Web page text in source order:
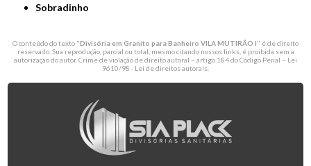
Sobradinho
O conteúdo do texto "Divisória em Granito para Banheiro VILA MUTIRÃO I" é de direito
reservado. Sua reprodução, parcial ou total, mesmo citando nossos links, é proibida sem a
autorização do autor. Crime de violação de direito autoral – artigo 184 do Código Penal – Lei
9610/98 - Lei de direitos autorais